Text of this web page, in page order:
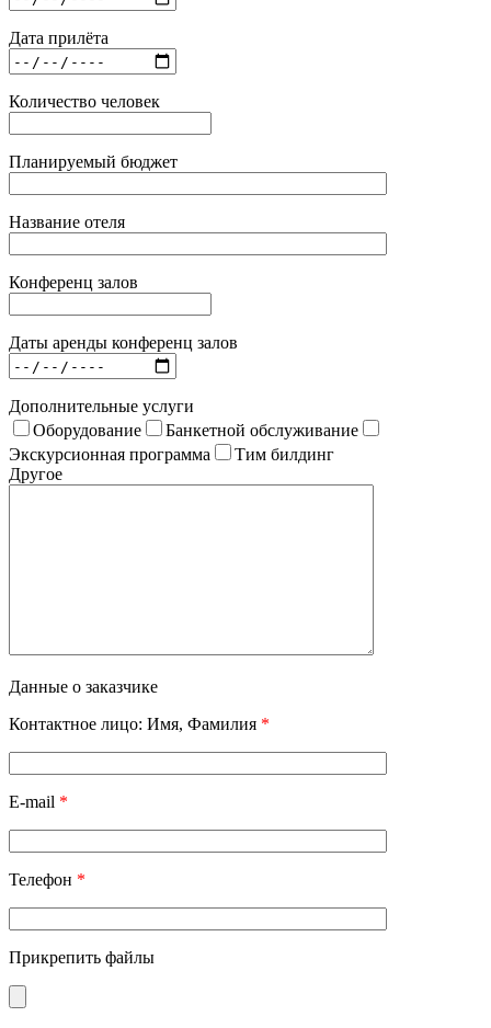
Дата прилёта
Количество человек
Планируемый бюджет
Название отеля
Конференц залов
Даты аренды конференц залов
Дополнительные услуги
Оборудование
Банкетной обслуживание
Экскурсионная программа
Тим билдинг
Другое
Данные о заказчике
Контактное лицо: Имя, Фамилия *
E-mail *
Телефон *
Прикрепить файлы